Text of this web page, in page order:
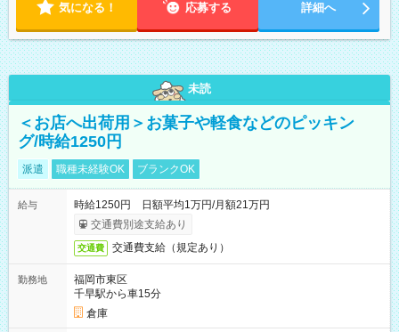
気になる！ 応募する 詳細へ
未読
＜お店へ出荷用＞お菓子や軽食などのピッキン
グ/時給1250円
派遣 職種未経験OK ブランクOK
給与
時給1250円 日額平均1万円/月額21万円
交通費別途支給あり
交通費 交通費支給（規定あり）
勤務地
福岡市東区
千早駅から車15分
倉庫